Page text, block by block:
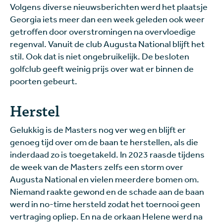
Volgens diverse nieuwsberichten werd het plaatsje
Georgia iets meer dan een week geleden ook weer
getroffen door overstromingen na overvloedige
regenval. Vanuit de club Augusta National blijft het
stil. Ook dat is niet ongebruikelijk. De besloten
golfclub geeft weinig prijs over wat er binnen de
poorten gebeurt.
Herstel
Gelukkig is de Masters nog ver weg en blijft er
genoeg tijd over om de baan te herstellen, als die
inderdaad zo is toegetakeld. In 2023 raasde tijdens
de week van de Masters zelfs een storm over
Augusta National en vielen meerdere bomen om.
Niemand raakte gewond en de schade aan de baan
werd in no-time hersteld zodat het toernooi geen
vertraging opliep. En na de orkaan Helene werd na